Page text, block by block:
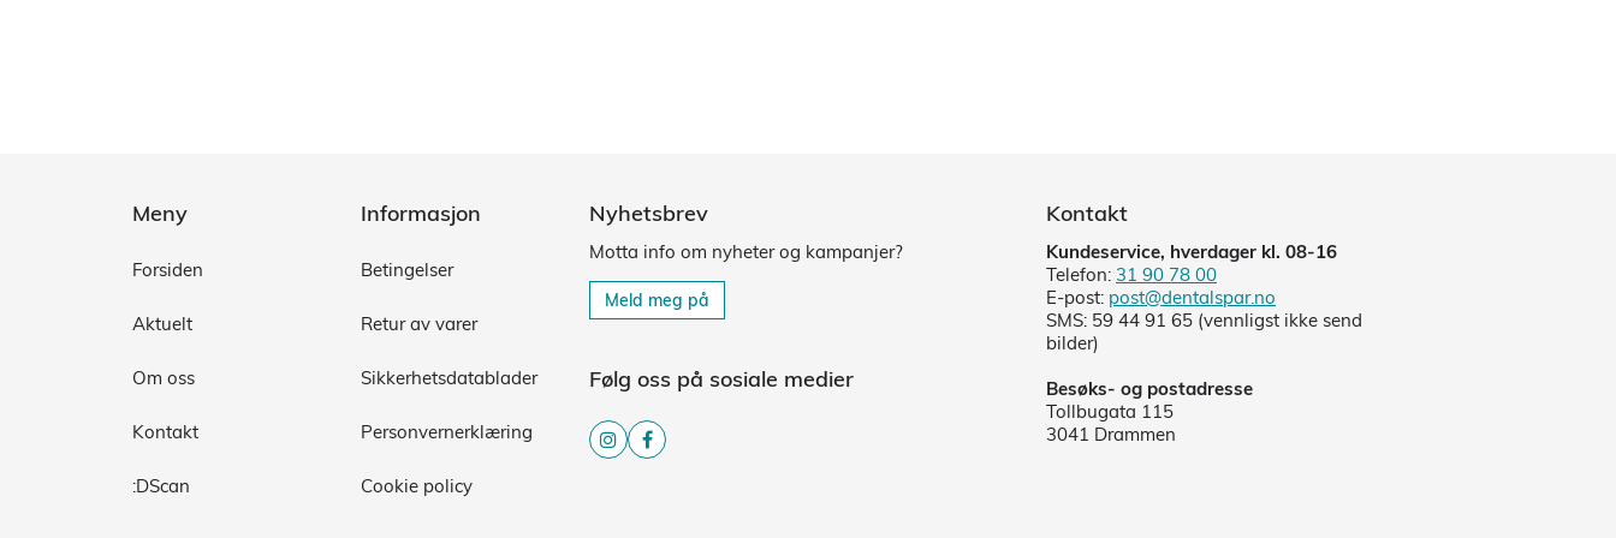
Meny
Forsiden
Aktuelt
Om oss
Kontakt
:DScan
Informasjon
Betingelser
Retur av varer
Sikkerhetsdatablader
Personvernerklæring
Cookie policy
Nyhetsbrev
Motta info om nyheter og kampanjer?
Meld meg på
Følg oss på sosiale medier
Kontakt
Kundeservice, hverdager kl. 08-16
Telefon: 31 90 78 00
E-post: post@dentalspar.no
SMS: 59 44 91 65 (vennligst ikke send
bilder)
Besøks- og postadresse
Tollbugata 115
3041 Drammen